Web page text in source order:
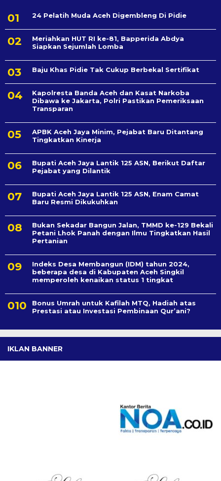
24 Pelatih Muda Aceh Digembleng Di Pidie
Meriahkan HUT RI ke-81, Bapperida Abdya
Siapkan Sejumlah Lomba
Baju Khas Pidie Tak Cukup Berbekal Sertifikat
Kapolresta Banda Aceh dan Kasat Narkoba
Dibawa ke Jakarta, Polri Pastikan Pemeriksaan
Transparan
APBK Aceh Jaya Minim, Pejabat Baru Ditantang
Tingkatkan Kinerja
Bupati Aceh Jaya Lantik 125 ASN, Berikut Daftar
Pejabat yang Dilantik
Bupati Aceh Jaya Lantik 125 ASN, Enam Camat
Baru Resmi Dikukuhkan
Bukan Sekadar Bangun Jalan, TMMD ke-129 Bekali
Petani Lhok Panah dengan Ilmu Tingkatkan Hasil
Pertanian
Indeks Desa Membangun (IDM) tahun 2024,
beberapa desa di Kabupaten Aceh Singkil
memperoleh kenaikan status 1 tingkat
Bonus Umrah untuk Kafilah MTQ, Hadiah atas
Prestasi atau Investasi Pembinaan Qur’ani?
IKLAN BANNER